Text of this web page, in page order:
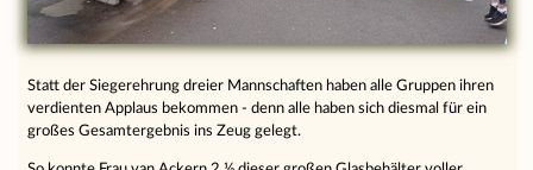
Statt der Siegerehrung dreier Mannschaften haben alle Gruppen ihren
verdienten Applaus bekommen - denn alle haben sich diesmal für ein
großes Gesamtergebnis ins Zeug gelegt.